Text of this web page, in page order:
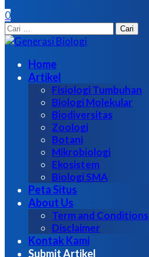
0
Cari
untuk:
Home
Artikel
Fisiologi Tumbuhan
Biologi Molekular
Biodiversitas
Zoologi
Botani
Mikrobiologi
Ekosistem
Biologi SMA
Peta Situs
About Us
Term and Conditions
Disclaimer
Kontak Kami
Submit Artikel